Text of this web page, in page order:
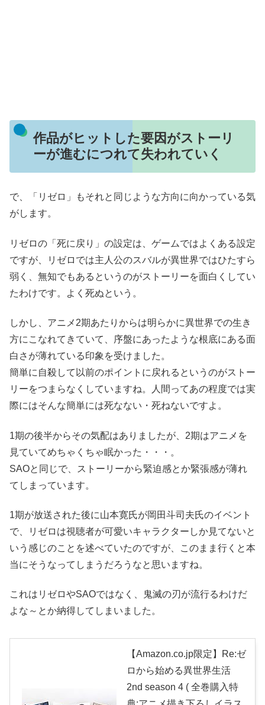
作品がヒットした要因がストーリ
ーが進むにつれて失われていく
で、「リゼロ」もそれと同じような方向に向かっている気
がします。
リゼロの「死に戻り」の設定は、ゲームではよくある設定
ですが、リゼロでは主人公のスバルが異世界ではひたすら
弱く、無知でもあるというのがストーリーを面白くしてい
たわけです。よく死ぬという。
しかし、アニメ2期あたりからは明らかに異世界での生き
方にこなれてきていて、序盤にあったような根底にある面
白さが薄れている印象を受けました。
簡単に自殺して以前のポイントに戻れるというのがストー
リーをつまらなくしていますね。人間ってあの程度では実
際にはそんな簡単には死なない・死ねないですよ。
1期の後半からその気配はありましたが、2期はアニメを
見ていてめちゃくちゃ眠かった・・・。
SAOと同じで、ストーリーから緊迫感とか緊張感が薄れ
てしまっています。
1期が放送された後に山本寛氏が岡田斗司夫氏のイベント
で、リゼロは視聴者が可愛いキャラクターしか見てないと
いう感じのことを述べていたのですが、このまま行くと本
当にそうなってしまうだろうなと思いますね。
これはリゼロやSAOではなく、鬼滅の刃が流行るわけだ
よな～とか納得してしまいました。
【Amazon.co.jp限定】Re:ゼ
ロから始める異世界生活
2nd season 4 ( 全巻購入特